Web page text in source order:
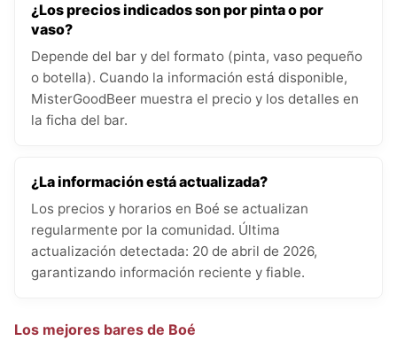
¿Los precios indicados son por pinta o por
vaso?
Depende del bar y del formato (pinta, vaso pequeño
o botella). Cuando la información está disponible,
MisterGoodBeer muestra el precio y los detalles en
la ficha del bar.
¿La información está actualizada?
Los precios y horarios en Boé se actualizan
regularmente por la comunidad. Última
actualización detectada: 20 de abril de 2026,
garantizando información reciente y fiable.
Los mejores bares de Boé